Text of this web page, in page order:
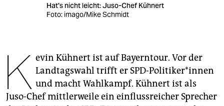
veranstaltungen
unterstützen
abo
Hat's nicht leicht: Juso-Chef Kühnert
Foto: imago/Mike Schmidt
K evin Kühnert ist auf Bayerntour. Vor der
Landtagswahl trifft er SPD-Politiker*innen
und macht Wahlkampf. Kühnert ist als
Juso-Chef mittlerweile ein einflussreicher Sprecher